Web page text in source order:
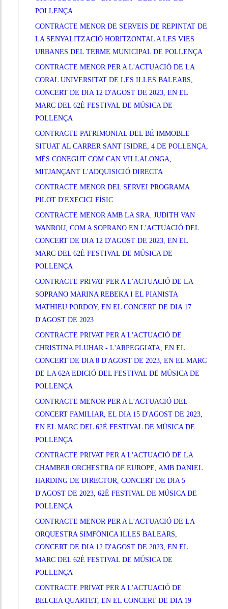
POLLENÇA
CONTRACTE MENOR DE SERVEIS DE REPINTAT DE
LA SENYALITZACIÓ HORITZONTAL A LES VIES
URBANES DEL TERME MUNICIPAL DE POLLENÇA
CONTRACTE MENOR PER A L'ACTUACIÓ DE LA
CORAL UNIVERSITAT DE LES ILLES BALEARS,
CONCERT DE DIA 12 D'AGOST DE 2023, EN EL
MARC DEL 62È FESTIVAL DE MÚSICA DE
POLLENÇA
CONTRACTE PATRIMONIAL DEL BÉ IMMOBLE
SITUAT AL CARRER SANT ISIDRE, 4 DE POLLENÇA,
MÉS CONEGUT COM CAN VILLALONGA,
MITJANÇANT L'ADQUISICIÓ DIRECTA
CONTRACTE MENOR DEL SERVEI PROGRAMA
PILOT D'EXECICI FÍSIC
CONTRACTE MENOR AMB LA SRA. JUDITH VAN
WANROIJ, COM A SOPRANO EN L'ACTUACIÓ DEL
CONCERT DE DIA 12 D'AGOST DE 2023, EN EL
MARC DEL 62È FESTIVAL DE MÚSICA DE
POLLENÇA
CONTRACTE PRIVAT PER A L'ACTUACIÓ DE LA
SOPRANO MARINA REBEKA I EL PIANISTA
MATHIEU PORDOY, EN EL CONCERT DE DIA 17
D'AGOST DE 2023
CONTRACTE PRIVAT PER A L'ACTUACIÓ DE
CHRISTINA PLUHAR - L'ARPEGGIATA, EN EL
CONCERT DE DIA 8 D'AGOST DE 2023, EN EL MARC
DE LA 62A EDICIÓ DEL FESTIVAL DE MÚSICA DE
POLLENÇA
CONTRACTE MENOR PER A L'ACTUACIÓ DEL
CONCERT FAMILIAR, EL DIA 15 D'AGOST DE 2023,
EN EL MARC DEL 62È FESTIVAL DE MÚSICA DE
POLLENÇA
CONTRACTE PRIVAT PER A L'ACTUACIÓ DE LA
CHAMBER ORCHESTRA OF EUROPE, AMB DANIEL
HARDING DE DIRECTOR, CONCERT DE DIA 5
D'AGOST DE 2023, 62È FESTIVAL DE MÚSICA DE
POLLENÇA
CONTRACTE MENOR PER A L'ACTUACIÓ DE LA
ORQUESTRA SIMFÒNICA ILLES BALEARS,
CONCERT DE DIA 12 D'AGOST DE 2023, EN EL
MARC DEL 62È FESTIVAL DE MÚSICA DE
POLLENÇA
CONTRACTE PRIVAT PER A L'ACTUACIÓ DE
BELCEA QUARTET, EN EL CONCERT DE DIA 19